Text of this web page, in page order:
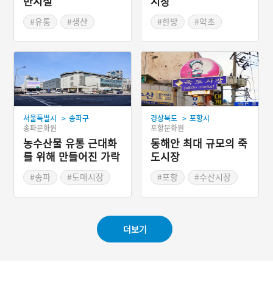
#유통
#생산
#한방
#약초
#예능프로그램과 시장
서울특별시 > 송파구
송파문화원
농수산물 유통 근대화
를 위해 만들어진 가락
시장
#송파
#도매시장
경상북도 > 포항시
포항문화원
동해안 최대 규모의 죽
도시장
#포항
#수산시장
더보기